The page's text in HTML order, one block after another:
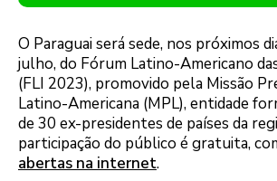
O Paraguai será sede, nos próximos
julho, do Fórum Latino-Americano
(FLI 2023), promovido pela Missão
Latino-Americana (MPL), entidade
de 30 ex-presidentes de países da
participação do público é gratuita,
abertas na internet.